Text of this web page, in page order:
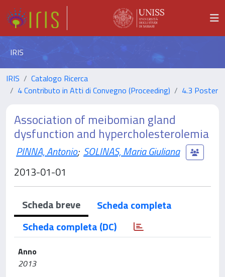
IRIS
IRIS
Catalogo Ricerca
4 Contributo in Atti di Convegno (Proceeding)
4.3 Poster
Association of meibomian gland
dysfunction and hypercholesterolemia
PINNA, Antonio; SOLINAS, Maria Giuliana
2013-01-01
Scheda breve
Scheda completa
Scheda completa (DC)
Anno
2013